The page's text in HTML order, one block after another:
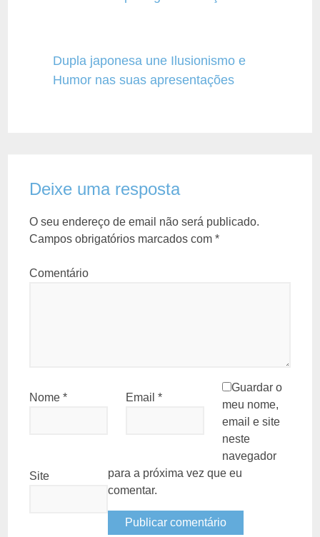
Dupla japonesa une Ilusionismo e
Humor nas suas apresentações
Deixe uma resposta
O seu endereço de email não será publicado.
Campos obrigatórios marcados com*
Comentário
Nome* Email *
Site
Guardar o
meu nome,
email e site
neste
navegador
para a próxima vez que eu
comentar.